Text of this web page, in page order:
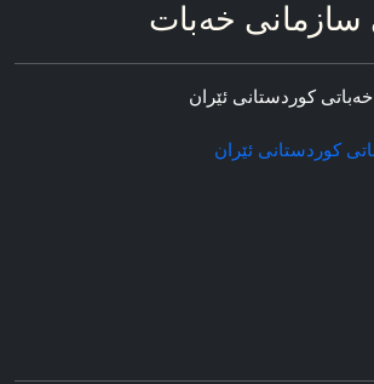
سازمانی خه‌بات
کوردستانی ئێران
کوردستانی ئێران